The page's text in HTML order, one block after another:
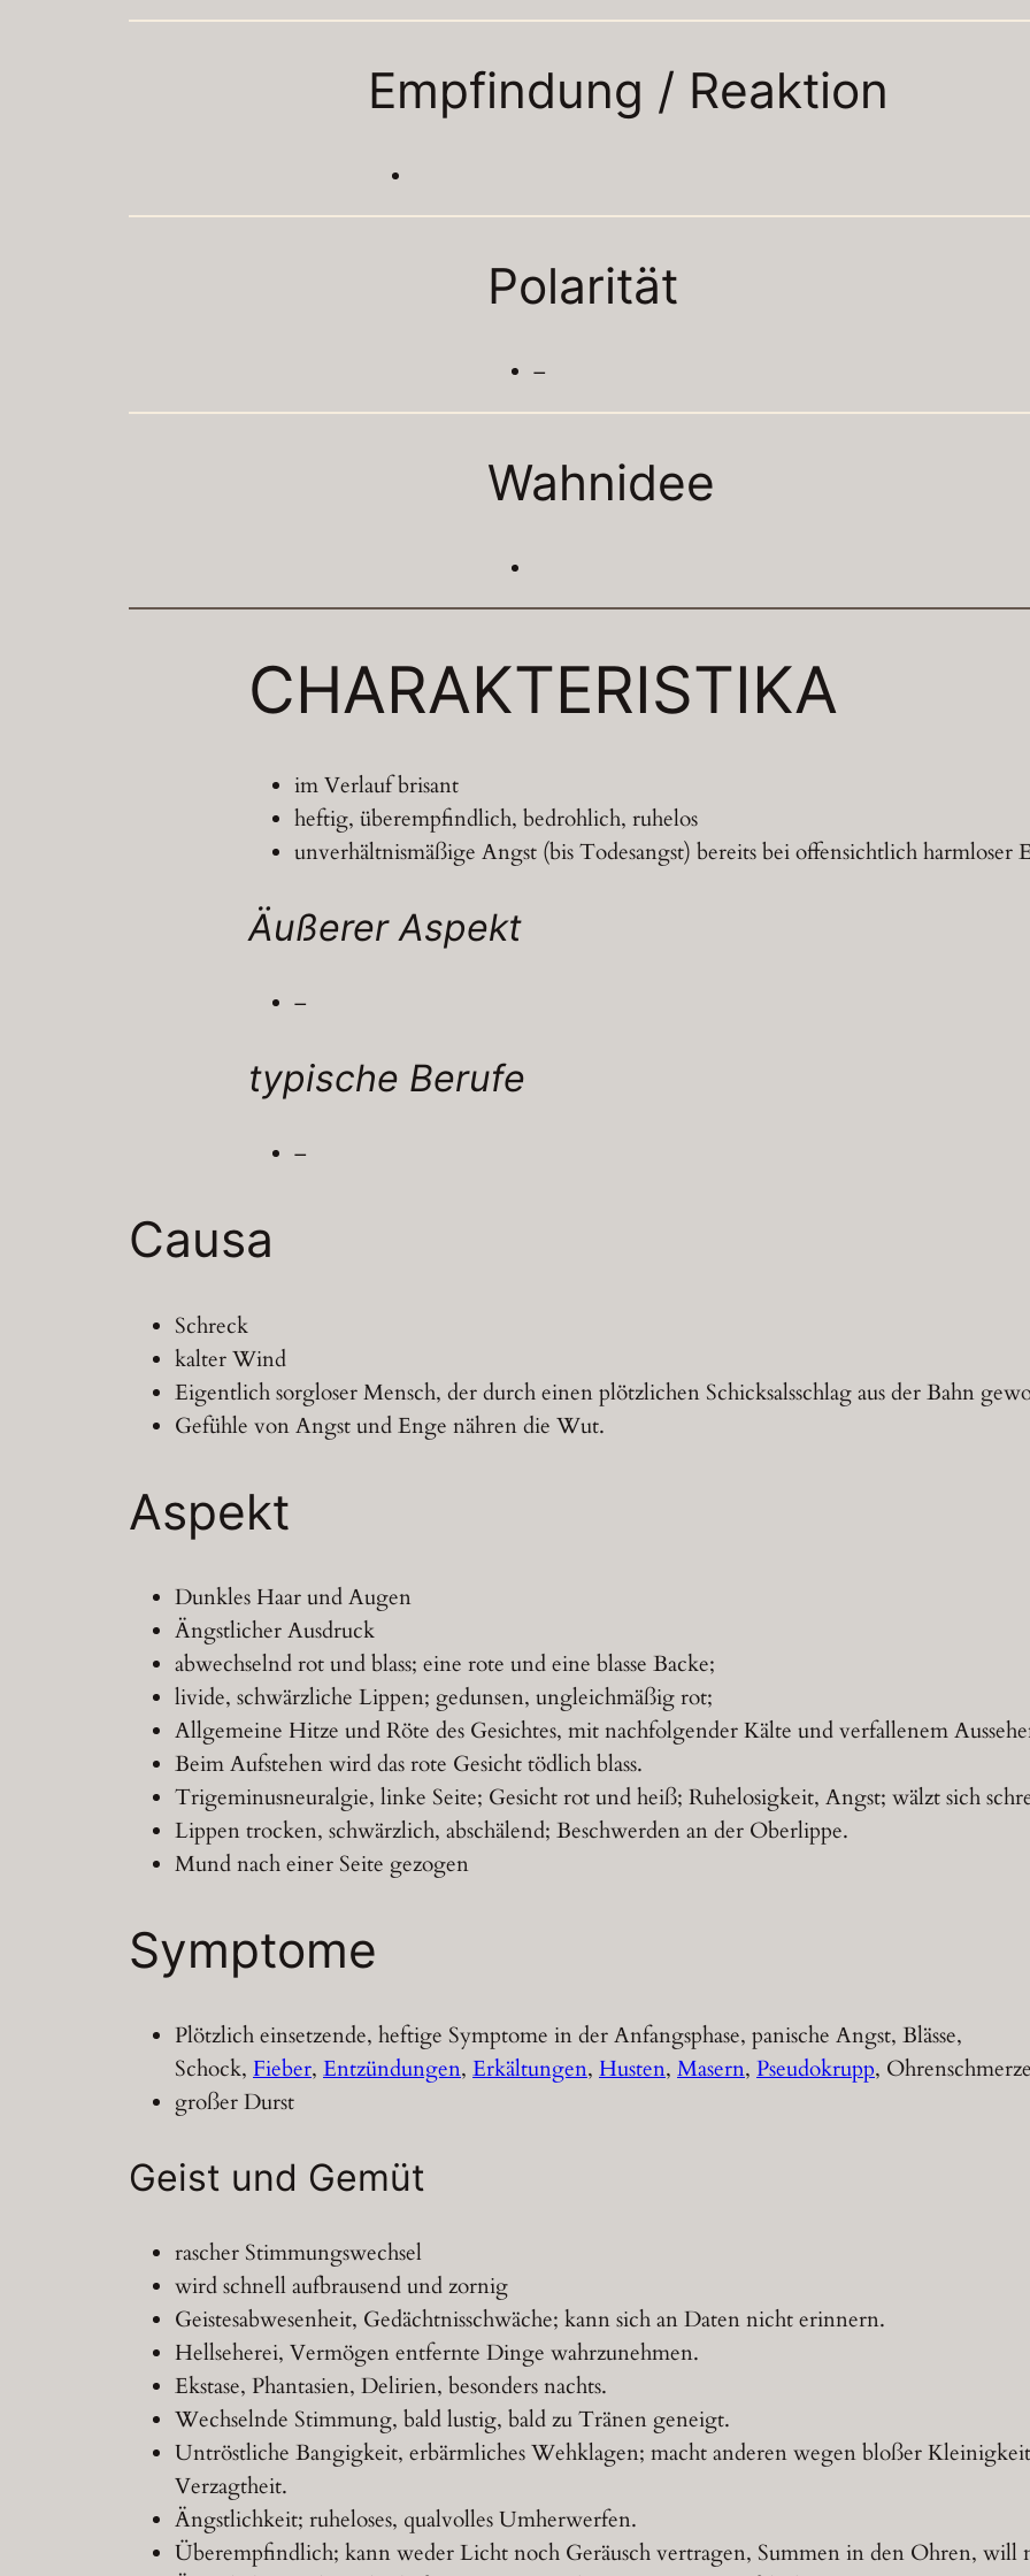
Empfindung / Reaktion
Polarität
–
Wahnidee
CHARAKTERISTIKA
im Verlauf brisant
heftig, überempfindlich, bedrohlich, ruhelos
unverhältnismäßige Angst (bis Todesangst) bereits bei offensichtlich harmloser
Äußerer Aspekt
–
typische Berufe
–
Causa
Schreck
kalter Wind
Eigentlich sorgloser Mensch, der durch einen plötzlichen Schicksalsschlag aus der Bahn
Gefühle von Angst und Enge nähren die Wut.
Aspekt
Dunkles Haar und Augen
Ängstlicher Ausdruck
abwechselnd rot und blass; eine rote und eine blasse Backe;
livide, schwärzliche Lippen; gedunsen, ungleichmäßig rot;
Allgemeine Hitze und Röte des Gesichtes, mit nachfolgender Kälte und verfallenem
Beim Aufstehen wird das rote Gesicht tödlich blass.
Trigeminusneuralgie, linke Seite; Gesicht rot und heiß; Ruhelosigkeit, Angst; wälzt sich
Lippen trocken, schwärzlich, abschälend; Beschwerden an der Oberlippe.
Mund nach einer Seite gezogen
Symptome
Plötzlich einsetzende, heftige Symptome in der Anfangsphase, panische Angst, Blässe,
Schock, Fieber, Entzündungen, Erkältungen, Husten, Masern, Pseudokrupp,
großer Durst
Geist und Gemüt
rascher Stimmungswechsel
wird schnell aufbrausend und zornig
Geistesabwesenheit, Gedächtnisschwäche; kann sich an Daten nicht erinnern.
Hellseherei, Vermögen entfernte Dinge wahrzunehmen.
Ekstase, Phantasien, Delirien, besonders nachts.
Wechselnde Stimmung, bald lustig, bald zu Tränen geneigt.
Untröstliche Bangigkeit, erbärmliches Wehklagen; macht anderen wegen bloßer
Verzagtheit.
Ängstlichkeit; ruheloses, qualvolles Umherwerfen.
Überempfindlich; kann weder Licht noch Geräusch vertragen, Summen in den Ohren, will